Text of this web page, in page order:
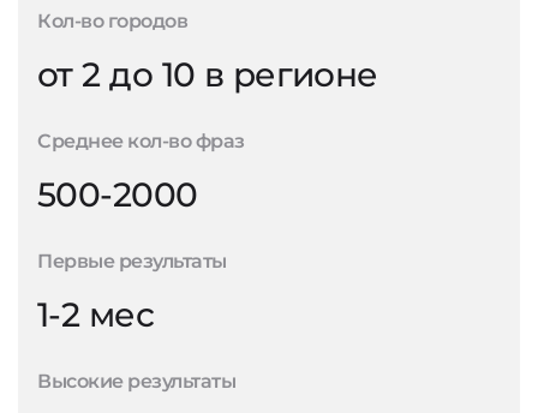
Кол-во городов
от 2 до 10 в регионе
Среднее кол-во фраз
500-2000
Первые результаты
1-2 мес
Высокие результаты